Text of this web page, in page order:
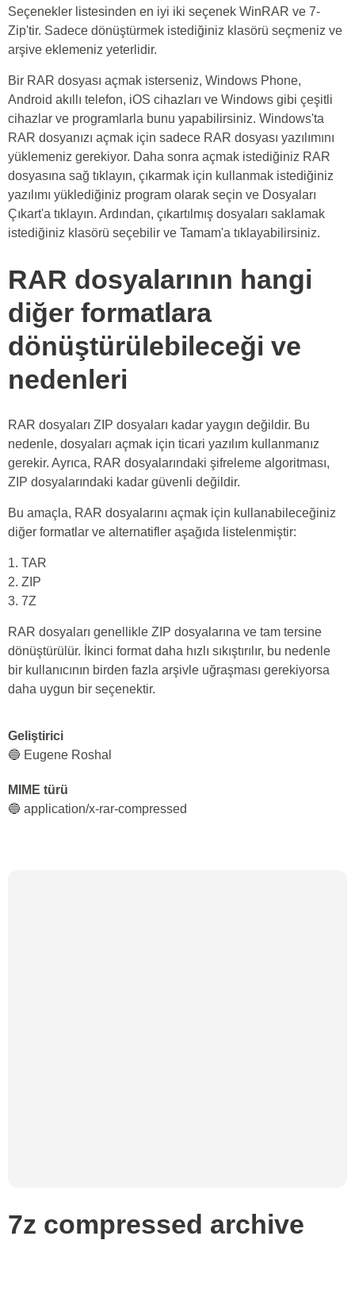
Seçenekler listesinden en iyi iki seçenek WinRAR ve 7-
Zip'tir. Sadece dönüştürmek istediğiniz klasörü seçmeniz ve
arşive eklemeniz yeterlidir.
Bir RAR dosyası açmak isterseniz, Windows Phone,
Android akıllı telefon, iOS cihazları ve Windows gibi çeşitli
cihazlar ve programlarla bunu yapabilirsiniz. Windows'ta
RAR dosyanızı açmak için sadece RAR dosyası yazılımını
yüklemeniz gerekiyor. Daha sonra açmak istediğiniz RAR
dosyasına sağ tıklayın, çıkarmak için kullanmak istediğiniz
yazılımı yüklediğiniz program olarak seçin ve Dosyaları
Çıkart'a tıklayın. Ardından, çıkartılmış dosyaları saklamak
istediğiniz klasörü seçebilir ve Tamam'a tıklayabilirsiniz.
RAR dosyalarının hangi
diğer formatlara
dönüştürülebileceği ve
nedenleri
RAR dosyaları ZIP dosyaları kadar yaygın değildir. Bu
nedenle, dosyaları açmak için ticari yazılım kullanmanız
gerekir. Ayrıca, RAR dosyalarındaki şifreleme algoritması,
ZIP dosyalarındaki kadar güvenli değildir.
Bu amaçla, RAR dosyalarını açmak için kullanabileceğiniz
diğer formatlar ve alternatifler aşağıda listelenmiştir:
1. TAR
2. ZIP
3. 7Z
RAR dosyaları genellikle ZIP dosyalarına ve tam tersine
dönüştürülür. İkinci format daha hızlı sıkıştırılır, bu nedenle
bir kullanıcının birden fazla arşivle uğraşması gerekiyorsa
daha uygun bir seçenektir.
Geliştirici
🔵 Eugene Roshal
MIME türü
🔵 application/x-rar-compressed
7z compressed archive